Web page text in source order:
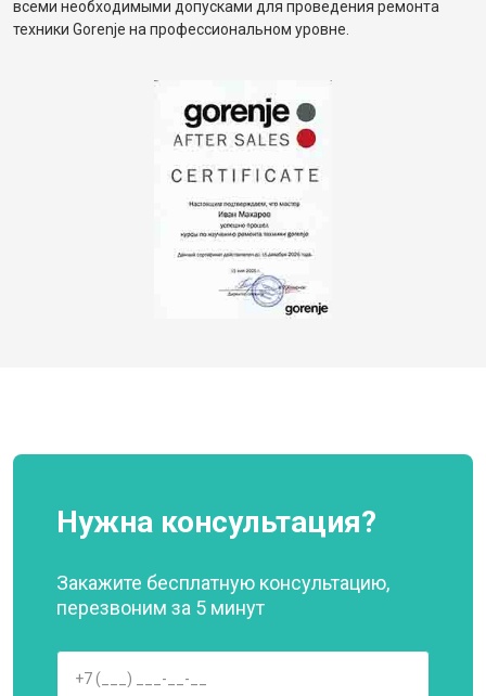
всеми необходимыми допусками для проведения ремонта
техники Gorenje на профессиональном уровне.
Нужна консультация?
Закажите бесплатную консультацию,
перезвоним за 5 минут